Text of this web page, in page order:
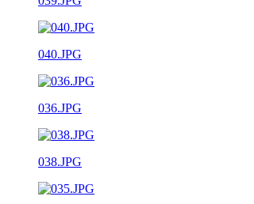
040.JPG
036.JPG
038.JPG